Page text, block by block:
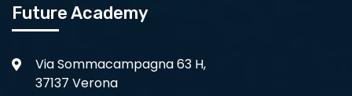
Future Academy
Via Sommacampagna 63 H,
37137 Verona